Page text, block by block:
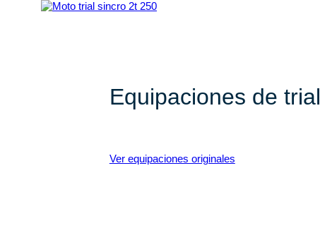
Equipaciones de trial
Ver equipaciones originales